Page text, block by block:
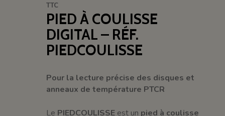
TTC
PIED À COULISSE
DIGITAL – RÉF.
PIEDCOULISSE
Pour la lecture précise des disques et
anneaux de température PTCR
Le PIEDCOULISSE est un pied à coulisse